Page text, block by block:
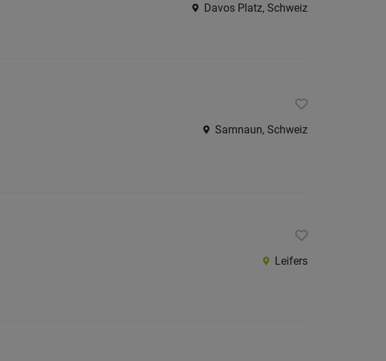
Davos Platz, Schweiz
Samnaun, Schweiz
Leifers